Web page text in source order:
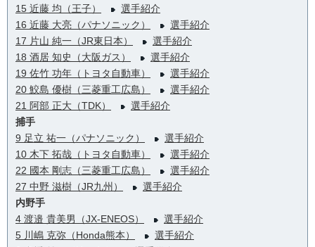
15 近藤 均（王子）
選手紹介
16 近藤 大亮（パナソニック）
選手紹介
17 片山 純一（JR東日本）
選手紹介
18 酒居 知史（大阪ガス）
選手紹介
19 佐竹 功年（トヨタ自動車）
選手紹介
20 鮫島 優樹（三菱重工広島）
選手紹介
21 阿部 正大（TDK）
選手紹介
捕手
9 足立 祐一（パナソニック）
選手紹介
10 木下 拓哉（トヨタ自動車）
選手紹介
22 國本 剛志（三菱重工広島）
選手紹介
27 中野 滋樹（JR九州）
選手紹介
内野手
4 渡邉 貴美男（JX-ENEOS）
選手紹介
5 川嶋 克弥（Honda熊本）
選手紹介